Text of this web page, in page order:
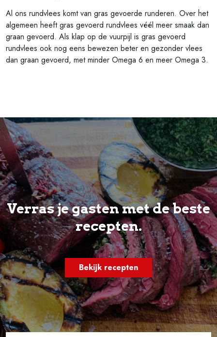
Al ons rundvlees komt van gras gevoerde runderen. Over het
algemeen heeft gras gevoerd rundvlees véél meer smaak dan
graan gevoerd. Als klap op de vuurpijl is gras gevoerd
rundvlees ook nog eens bewezen beter en gezonder vlees
dan graan gevoerd, met minder Omega 6 en meer Omega 3.
Verras je gasten met de beste
recepten.
Bekijk recepten